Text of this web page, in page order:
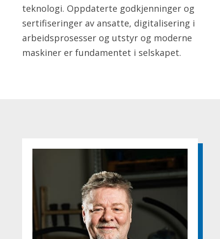
teknologi. Oppdaterte godkjenninger og
sertifiseringer av ansatte, digitalisering i
arbeidsprosesser og utstyr og moderne
maskiner er fundamentet i selskapet.